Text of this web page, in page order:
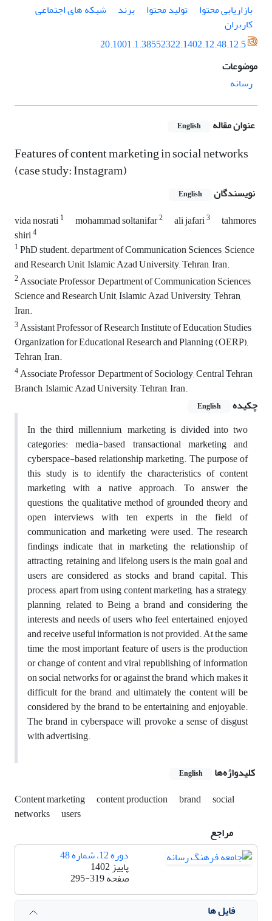
بازاریابی محتوا
تولید محتوا برند
شبکه های اجتماعی
کاربران
20.1001.1.38552322.1402.12.48.12.5
موضوعات
رسانه
عنوان مقاله English
Features of content marketing in social networks
(case study: Instagram)
نویسندگان English
vida nosrati1 mohammad soltanifar2 ali jafari3
tahmores
shiri4
1PhD student. department of Communication Sciences, Science
and Research Unit, Islamic Azad University, Tehran, Iran.
2Associate Professor, Department of Communication Sciences,
Science and Research Unit, Islamic Azad University, Tehran,
Iran.
3Assistant Professor of Research Institute of Education Studies,
Organization for Educational Research and Planning (OERP),
Tehran, Iran.
4Associate Professor, Department of Sociology, Central Tehran
Branch, Islamic Azad University, Tehran, Iran.
چکیده
English
In the third millennium, marketing is divided into two
categories: media-based transactional marketing and
cyberspace-based relationship marketing. The purpose of
this study is to identify the characteristics of content
marketing with a native approach. To answer the
questions, the qualitative method of grounded theory and
open interviews with ten experts in the field of
communication and marketing were used. The research
findings indicate that in marketing, the relationship of
attracting, retaining and lifelong users is the main goal and
users are considered as stocks and brand capital. This
process, apart from using content marketing, has a strategy,
planning, related to Being a brand and considering the
interests and needs of users who feel entertained, enjoyed
and receive useful information is not provided. At the same
time, the most important feature of users is the production
or change of content and viral republishing of information
on social networks for or against the brand, which makes it
difficult for the brand, and ultimately the content will be
considered by the brand to be entertaining and enjoyable.
The brand in cyberspace will provoke a sense of disgust
with advertising.
کلیدواژه‌ها
English
Content marketing content production brand
social
networks
users
مراجع
دوره 12، شماره 48
پاییز 1402
صفحه295-319
فایل ها